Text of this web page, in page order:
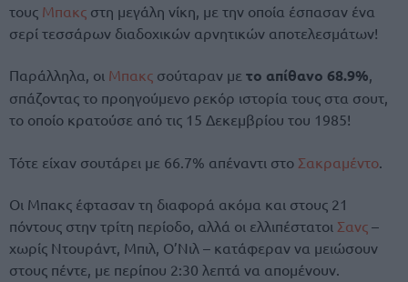
τους Μπακς στη μεγάλη νίκη, με την οποία έσπασαν ένα
σερί τεσσάρων διαδοχικών αρνητικών αποτελεσμάτων!
Παράλληλα, οι Μπακς σούταραν με το απίθανο 68.9%,
σπάζοντας το προηγούμενο ρεκόρ ιστορία τους στα σουτ,
το οποίο κρατούσε από τις 15 Δεκεμβρίου του 1985!
Τότε είχαν σουτάρει με 66.7% απέναντι στο Σακραμέντο
Οι Μπακς έφτασαν τη διαφορά ακόμα και στους 21
πόντους στην τρίτη περίοδο, αλλά οι ελλιπέστατοι Σανς –
χωρίς Ντουράντ, Μπιλ, Ο’Νιλ – κατάφεραν να μειώσουν
στους πέντε, με περίπου 2:30 λεπτά να απομένουν.